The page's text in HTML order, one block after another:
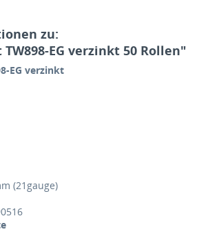
zu:
EG verzinkt 50 Rollen"
EG verzinkt
(21gauge)